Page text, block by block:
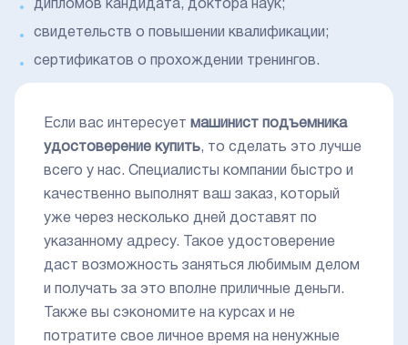
дипломов кандидата, доктора наук;
свидетельств о повышении квалификации;
сертификатов о прохождении тренингов.
Если вас интересует машинист подъемника
удостоверение купить, то сделать это лучше
всего у нас. Специалисты компании быстро и
качественно выполнят ваш заказ, который
уже через несколько дней доставят по
указанному адресу. Такое удостоверение
даст возможность заняться любимым делом
и получать за это вполне приличные деньги.
Также вы сэкономите на курсах и не
потратите свое личное время на ненужные